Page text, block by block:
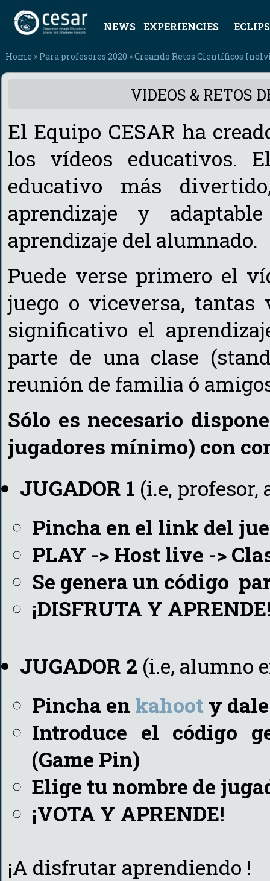
NEWS EXPERIENCIES
Home » Para profesores 2020 »Creando Retos Científicos
VIDEOS & RETOS
El Equipo CESAR ha
los vídeos educativos.
educativo más
aprendizaje y
aprendizaje del alumnado.
Puede verse primero el
juego o viceversa, tantas
significativo el
parte de una clase
reunión de familia ó
Sólo es necesario
jugadores mínimo) con
JUGADOR 1 (i.e,
Pincha en el link del
PLAY -> Host live ->
Se genera un código
¡DISFRUTA Y
JUGADOR 2 (i.e, alumno
Pincha en kahoot y
Introduce el código
(Game Pin)
Elige tu nombre de
¡VOTA Y APRENDE!
¡A disfrutar aprendiendo !